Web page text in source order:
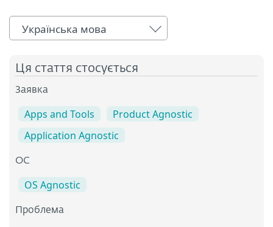
Українська мова
Ця стаття стосується
Заявка
Apps and Tools
Product Agnostic
Application Agnostic
ОС
OS Agnostic
Проблема